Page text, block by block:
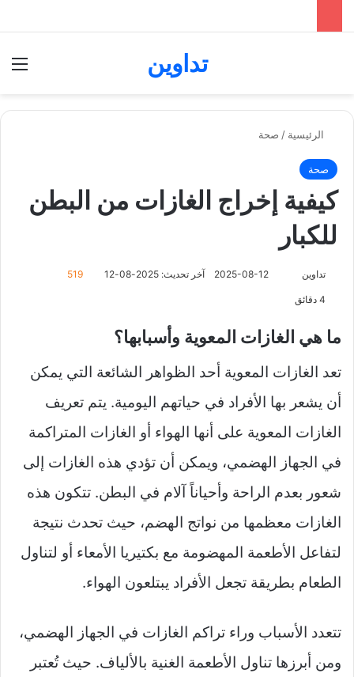
تداوين
الرئيسية / صحة
صحة
كيفية إخراج الغازات من البطن
للكبار
تداوين
ع
ل
X
2025-08-12 آخر تحديث: 2025-08-12 519
ما هي الغازات المعوية وأسبابها؟
تعد الغازات المعوية أحد الظواهر الشائعة التي يمكن
أن يشعر بها الأفراد في حياتهم اليومية. يتم تعريف
الغازات المعوية على أنها الهواء أو الغازات المتراكمة
في الجهاز الهضمي، ويمكن أن تؤدي هذه الغازات إلى
شعور بعدم الراحة وأحياناً آلام في البطن. تتكون هذه
الغازات معظمها من نواتج الهضم، حيث تحدث نتيجة
لتفاعل الأطعمة المهضومة مع بكتيريا الأمعاء أو لتناول
الطعام بطريقة تجعل الأفراد يبتلعون الهواء.
تتعدد الأسباب وراء تراكم الغازات في الجهاز الهضمي،
ومن أبرزها تناول الأطعمة الغنية بالألياف. حيث تُعتبر